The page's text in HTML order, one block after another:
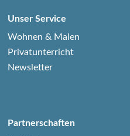
Unser Service
Wohnen & Malen
Privatunterricht
Newsletter
Partnerschaften